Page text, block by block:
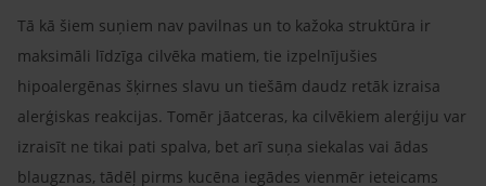
Tā kā šiem suņiem nav pavilnas un to kažoka struktūra ir
maksimāli līdzīga cilvēka matiem, tie izpelnījušies
hipoalergēnas šķirnes slavu un tiešām daudz retāk izraisa
alerģiskas reakcijas. Tomēr jāatceras, ka cilvēkiem alerģiju var
izraisīt ne tikai pati spalva, bet arī suņa siekalas vai ādas
blaugznas, tādēļ pirms kucēna iegādes vienmēr ieteicams